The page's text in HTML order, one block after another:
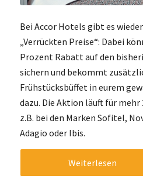
Bei Accor Hotels gibt es
„Verrückten Preise“: Dabei
Prozent Rabatt auf den
sichern und bekommt
Frühstücksbüffet in eurem
dazu. Die Aktion läuft für
z.B. bei den Marken Sofitel,
Adagio oder Ibis.
Weiterlesen